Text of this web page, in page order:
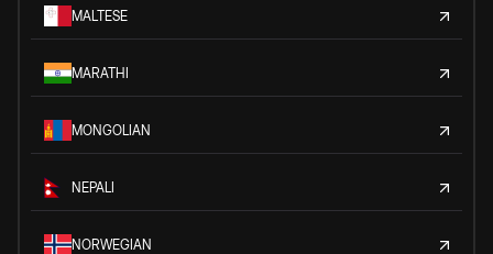
MALTESE
MARATHI
MONGOLIAN
NEPALI
NORWEGIAN